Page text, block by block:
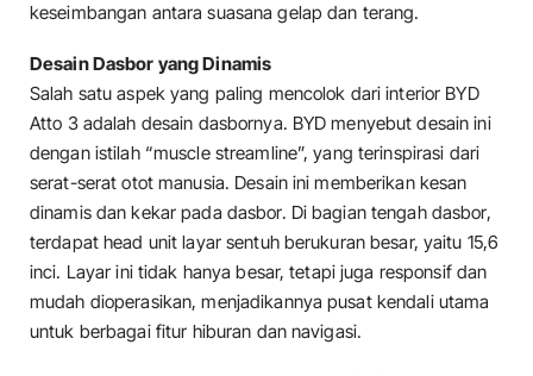
keseimbangan antara suasana gelap dan terang.
Desain Dasbor yang Dinamis
Salah satu aspek yang paling mencolok dari interior BYD
Atto 3 adalah desain dasbornya. BYD menyebut desain ini
dengan istilah “muscle streamline”, yang terinspirasi dari
serat-serat otot manusia. Desain ini memberikan kesan
dinamis dan kekar pada dasbor. Di bagian tengah dasbor,
terdapat head unit layar sentuh berukuran besar, yaitu 15,6
inci. Layar ini tidak hanya besar, tetapi juga responsif dan
mudah dioperasikan, menjadikannya pusat kendali utama
untuk berbagai fitur hiburan dan navigasi.